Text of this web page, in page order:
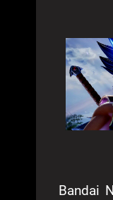
Bandai